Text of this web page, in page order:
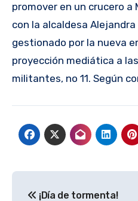
promover en un crucero a
con la alcaldesa
gestionado por la nueva
proyección mediática a
militantes, no 11. Según
¡Día de tormenta!